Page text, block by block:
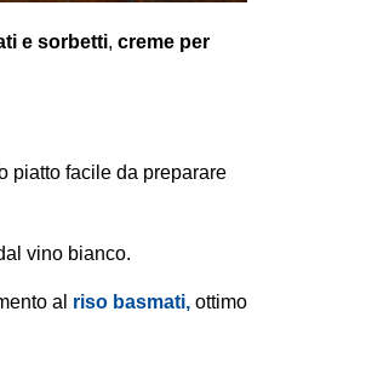
e sorbetti, creme per
piatto facile da preparare
vino bianco.
al riso basmati, ottimo